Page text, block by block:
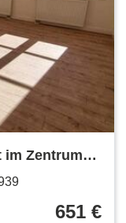
im Zentrum
651 €